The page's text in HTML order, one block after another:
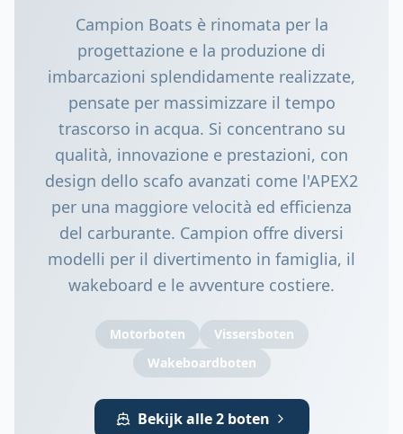
Campion Boats è rinomata per la
progettazione e la produzione di
imbarcazioni splendidamente realizzate,
pensate per massimizzare il tempo
trascorso in acqua. Si concentrano su
qualità, innovazione e prestazioni, con
design dello scafo avanzati come l'APEX2
per una maggiore velocità ed efficienza
del carburante. Campion offre diversi
modelli per il divertimento in famiglia, il
wakeboard e le avventure costiere.
Motorboten
Vissersboten
Wakeboardboten
Bekijk alle 2 boten